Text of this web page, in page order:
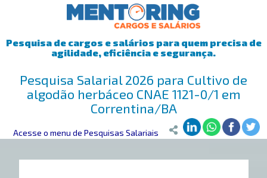
Pesquisa de cargos e salários para quem precisa de
agilidade, eficiência e segurança.
Pesquisa Salarial 2026 para Cultivo de
algodão herbáceo CNAE 1121-0/1 em
Correntina/BA
Mentoring>Pesquisa Salarial>Correntina/BA>Cultivo de
Acesse o menu de Pesquisas Salariais